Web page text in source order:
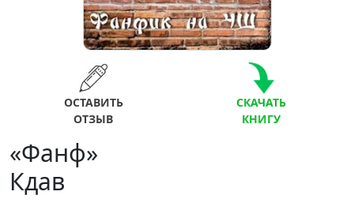
ОСТАВИТЬ
ОТЗЫВ
СКАЧАТЬ
КНИГУ
«Фанф»
Кдав